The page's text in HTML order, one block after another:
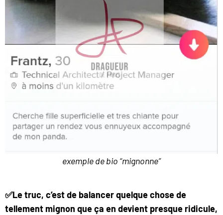
exemple de bio “mignonne”
✅Le truc, c’est de balancer quelque chose de
tellement mignon que ça en devient presque ridicule,